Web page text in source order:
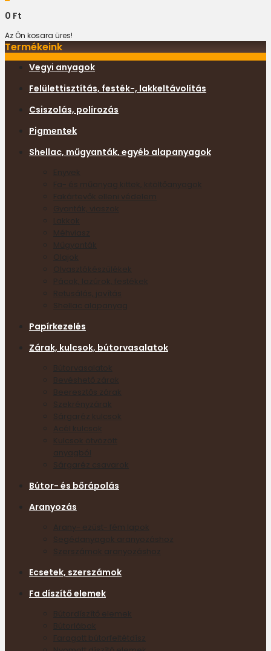
0 Ft
Az Ön kosara üres!
Termékeink
Vegyi anyagok
Felülettisztítás, festék-, lakkeltávolítás
Csiszolás, polírozás
Pigmentek
Shellac, műgyanták, egyéb alapanyagok
Enyvek
Fa- és műanyag kittek, kitöltőanyagok
Fakártevők elleni védelem
Gyanták, viaszok
Lakkok
Méhviasz
Műgyanták
Olajok
Olvasztókészülékek
Pácok, lazúrok, festékek
Retusálás, javítás
Papírkezelés
Zárak, kulcsok, bútorvasalatok
Bútorvasalatok
Bevéshető zárak
Beeresztős zárak
Szekrényzárak
Sárgaréz kulcsok
Acél kulcsok
Kulcsok ötvözött
Sárgaréz csavarok
Bútor- és bőrápolás
Aranyozás
Arany- ezüst- fém lapok
Segédanyagok aranyozáshoz
Szerszámok aranyozáshoz
Ecsetek, szerszámok
Fa díszítő elemek
Bútordíszítő elemek
Bútorlábak
Faragott bútorfeltétdísz